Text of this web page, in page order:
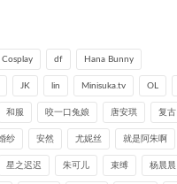
Cosplay df Hana Bunny
JK lin Minisuka.tv OL
和服 咬一口兔娘 唐安琪 复古
纱 安然 尤妮丝 就是阿朱啊
星之迟迟 朱可儿 束缚 杨晨晨